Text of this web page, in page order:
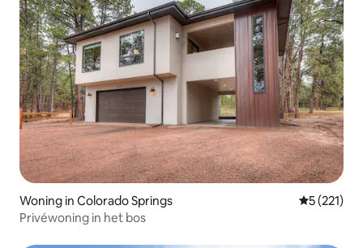
Woning in Colorado Springs
5 (221)
Privéwoning in het bos